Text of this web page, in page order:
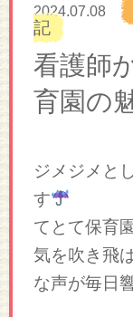
2024.07.08
記
看護師
育園の
ジメジメと
す
てとて保育
気を吹き飛
な声が毎日